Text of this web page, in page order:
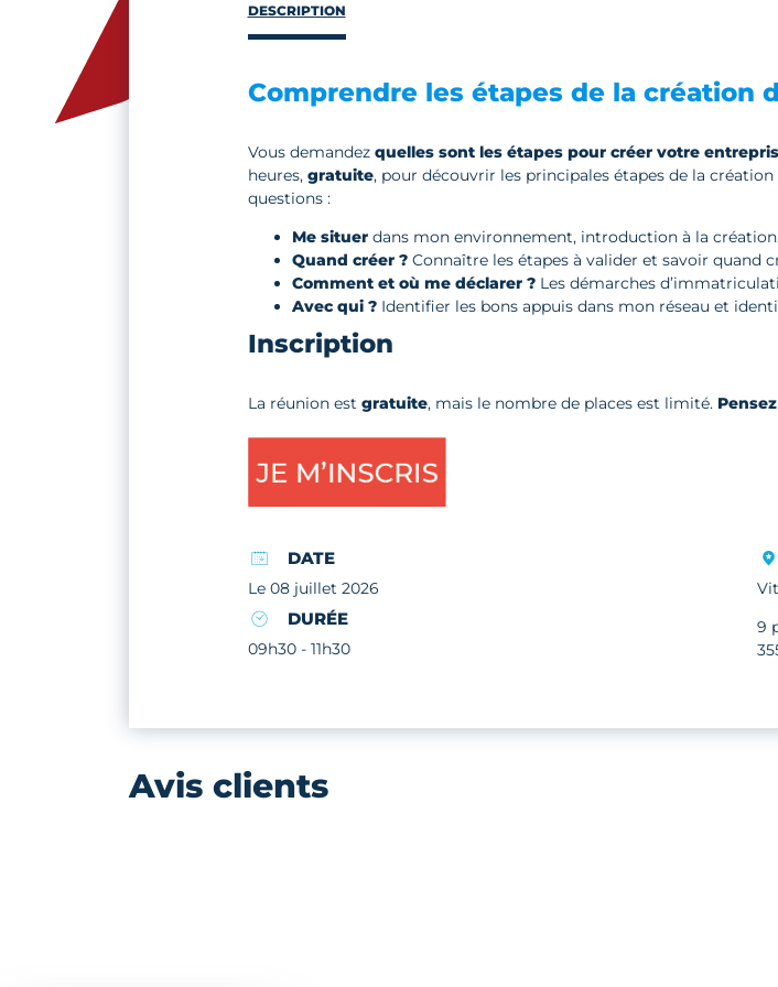
DESCRIPTION
Comprendre les étapes de la création
Vous demandez quelles sont les étapes pour créer votre
heures, gratuite, pour découvrir les principales étapes de la
questions :
Me situerdans mon environnement, introduction à la
Quand créer ?Connaître les étapes à valider et savoir quand
Comment et où me déclarer ?Les démarches
Avec qui ?Identifier les bons appuis dans mon réseau et
Inscription
La réunion est gratuite, mais le nombre de places est limité.
DATE
Le 08 juillet 2026
DURÉE
09h30 - 11h30
9
Avis clients